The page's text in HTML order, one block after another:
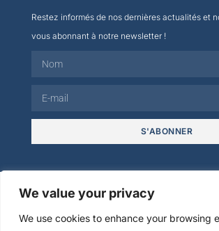
We value your privacy
We use cookies to enhance your browsing
Restez informés de nos dernières actualités et
vous abonnant à notre newsletter !
S'ABONNER
© 2026